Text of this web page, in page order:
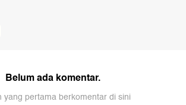
Belum ada komentar.
yang pertama berkomentar di sini